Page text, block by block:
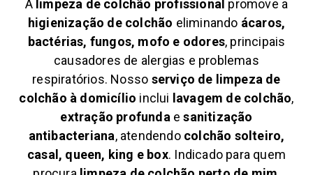
A limpeza de colchão profissional promove a
higienização de colchão eliminando ácaros,
bactérias, fungos, mofo e odores, principais
causadores de alergias e problemas
respiratórios. Nosso serviço de limpeza de
colchão à domicílio inclui lavagem de colchão,
extração profunda esanitização
antibacteriana, atendendo colchão solteiro,
casal, queen, king e box. Indicado para quem